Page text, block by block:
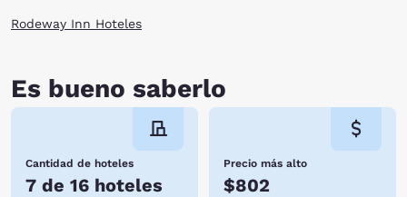
Rodeway Inn Hoteles
Es bueno saberlo
Cantidad de hoteles
7 de 16 hoteles
Precio más alto
$802